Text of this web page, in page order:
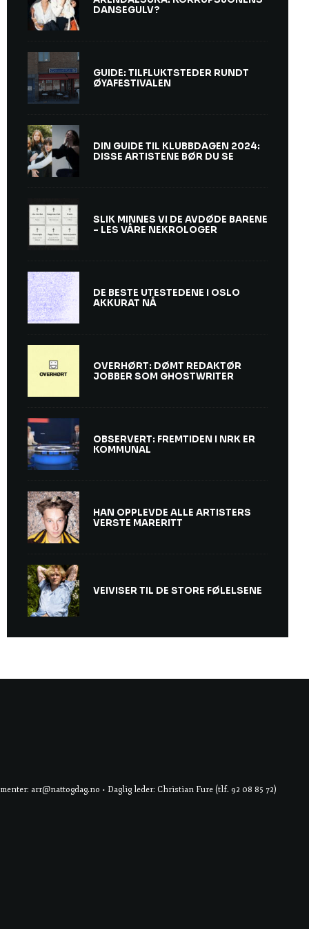
DANSEGULV?
GUIDE: TILFLUKTSTEDER RUNDT
ØYAFESTIVALEN
DIN GUIDE TIL KLUBBDAGEN 2024:
DISSE ARTISTENE BØR DU SE
SLIK MINNES VI DE AVDØDE BARENE
– LES VÅRE NEKROLOGER
DE BESTE UTESTEDENE I OSLO
AKKURAT NÅ
OVERHØRT: DØMT REDAKTØR
JOBBER SOM GHOSTWRITER
OBSERVERT: FREMTIDEN I NRK ER
KOMMUNAL
HAN OPPLEVDE ALLE ARTISTERS
VERSTE MARERITT
VEIVISER TIL DE STORE FØLELSENE
arr@nattogdag.no • Daglig leder: Christian Fure (tlf. 92 08 85 72)